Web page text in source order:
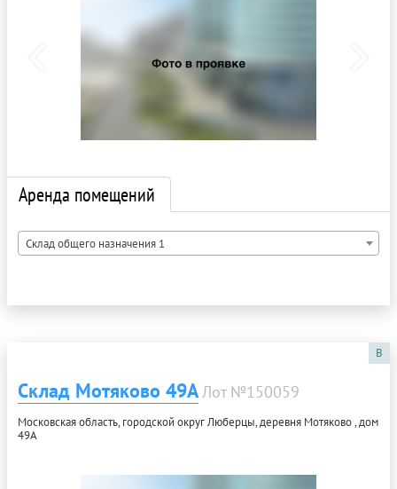
Аренда помещений
Склад общего назначения 1
B
Склад Мотяково 49АЛот №150059
Московская область, городской округ Люберцы, деревня Мотяково , дом
49А